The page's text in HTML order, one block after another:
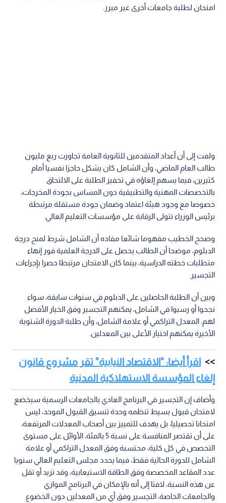
امتحان لطلبة جامعات أخرى غير مبرر.
ولفت إلى أن أعداد المتقدمين للثانوية العامة تجاوزت ربع مليون
طالب العام الماضي، وأن الشامل كان يشكل حاجزا نفسيا أمام
كثيرين، فيما يسهم إلغاؤه في تحفيز الطلبة على الالتحاق
بالتخصصات المهنية والتطبيقية دون المساس بجودة المخرجات،
خصوصا مع وجود هيئة اعتماد وضمان جودة مستقلة مرتبطة
برئيس الوزراء تتولى الرقابة على مؤسسات التعليم العالي.
وصحح الخطيب مفهوما شائعا مفاده أن الشامل شرط لمنح درجة
الدبلوم، موضحا أن الطالب يحصل على الدرجة العلمية فور إنهاء
متطلبات خطته الدراسية، بينما كان الامتحان مرتبطا حصرا بإجراءات
التجسير.
وبين أن الطلبة الحاصلين على الدبلوم في سنوات سابقة، سواء
نجحوا أو رسبوا في الشامل، يمكنهم التجسير وفق الخيار الأفضل
لهم: المعدل التراكمي أو علامة الشامل، وأن طلبة الدورة الشتوية
الأخيرة يمكنهم اختيار الأعلى بين المعدلين.
اقرأ أيضا: "الاقتصاد النيابية" تقر مشروع قانون
إلغاء المؤسسة الاستهلاكية المدنية
وأضاف إن التجسير في البرنامج العادي بالجامعات الرسمية سيخضع
لامتحان قبول بسيط تنظمه وحدة تنسيق القبول الموحد، ليس
امتحانا تحصيليا، بل يهدف للتمييز بين أصحاب المعدلات المرتفعة،
على أن تقتصر المنافسة على نسبة 5 بالمئة، الأوائل على مستوى
التخصص في كل كلية، محتسبة وفق المعدل التراكمي أو علامة
الشامل للدورة الحالية فقط، فيما يحدد مجلس التعليم العالي سنويا
عدد المقاعد المخصصة وفق الطاقة الاستيعابية، وقد تزيد أو تقل
عن هذه النسبة، لافتا إلى أنه بالإمكان في البرنامج الموازي
والجامعات الخاصة، التجسير وفق أي من المعدلين دون الخضوع